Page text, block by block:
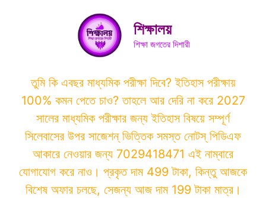
শিক্ষালয়
শিক্ষা জগতের দিশারী
তুমি কি এবছর মাধ্যমিক পরীক্ষা দিবে? ইতিহাস পরীক্ষায়
100% কমন পেতে চাও? তাহলে আর দেরি না করে 2027
সালের মাধ্যমিক পরীক্ষার জন্য ইতিহাস বিষয়ে সম্পূর্ণ
সিলেবাসের উপর সাজেশন্ ভিত্তিক সমস্ত নোটস্ পিডিএফ
আকারে নেওয়ার জন্য 7029418471 এই নাম্বারে
যোগাযোগ করে নাও। প্রকৃত দাম 499 টাকা, কিন্তু আজকে
বিশেষ অফার চলছে, সেজন্য আজ দাম 199 টাকা মাত্র।